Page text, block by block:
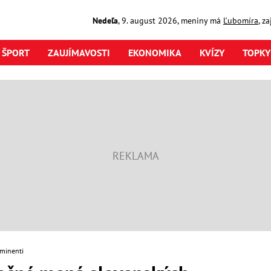
Nedeľa,9. august2026, meniny má Ľubomíra,
ŠPORT ZAUJÍMAVOSTI EKONOMIKA KVÍZY